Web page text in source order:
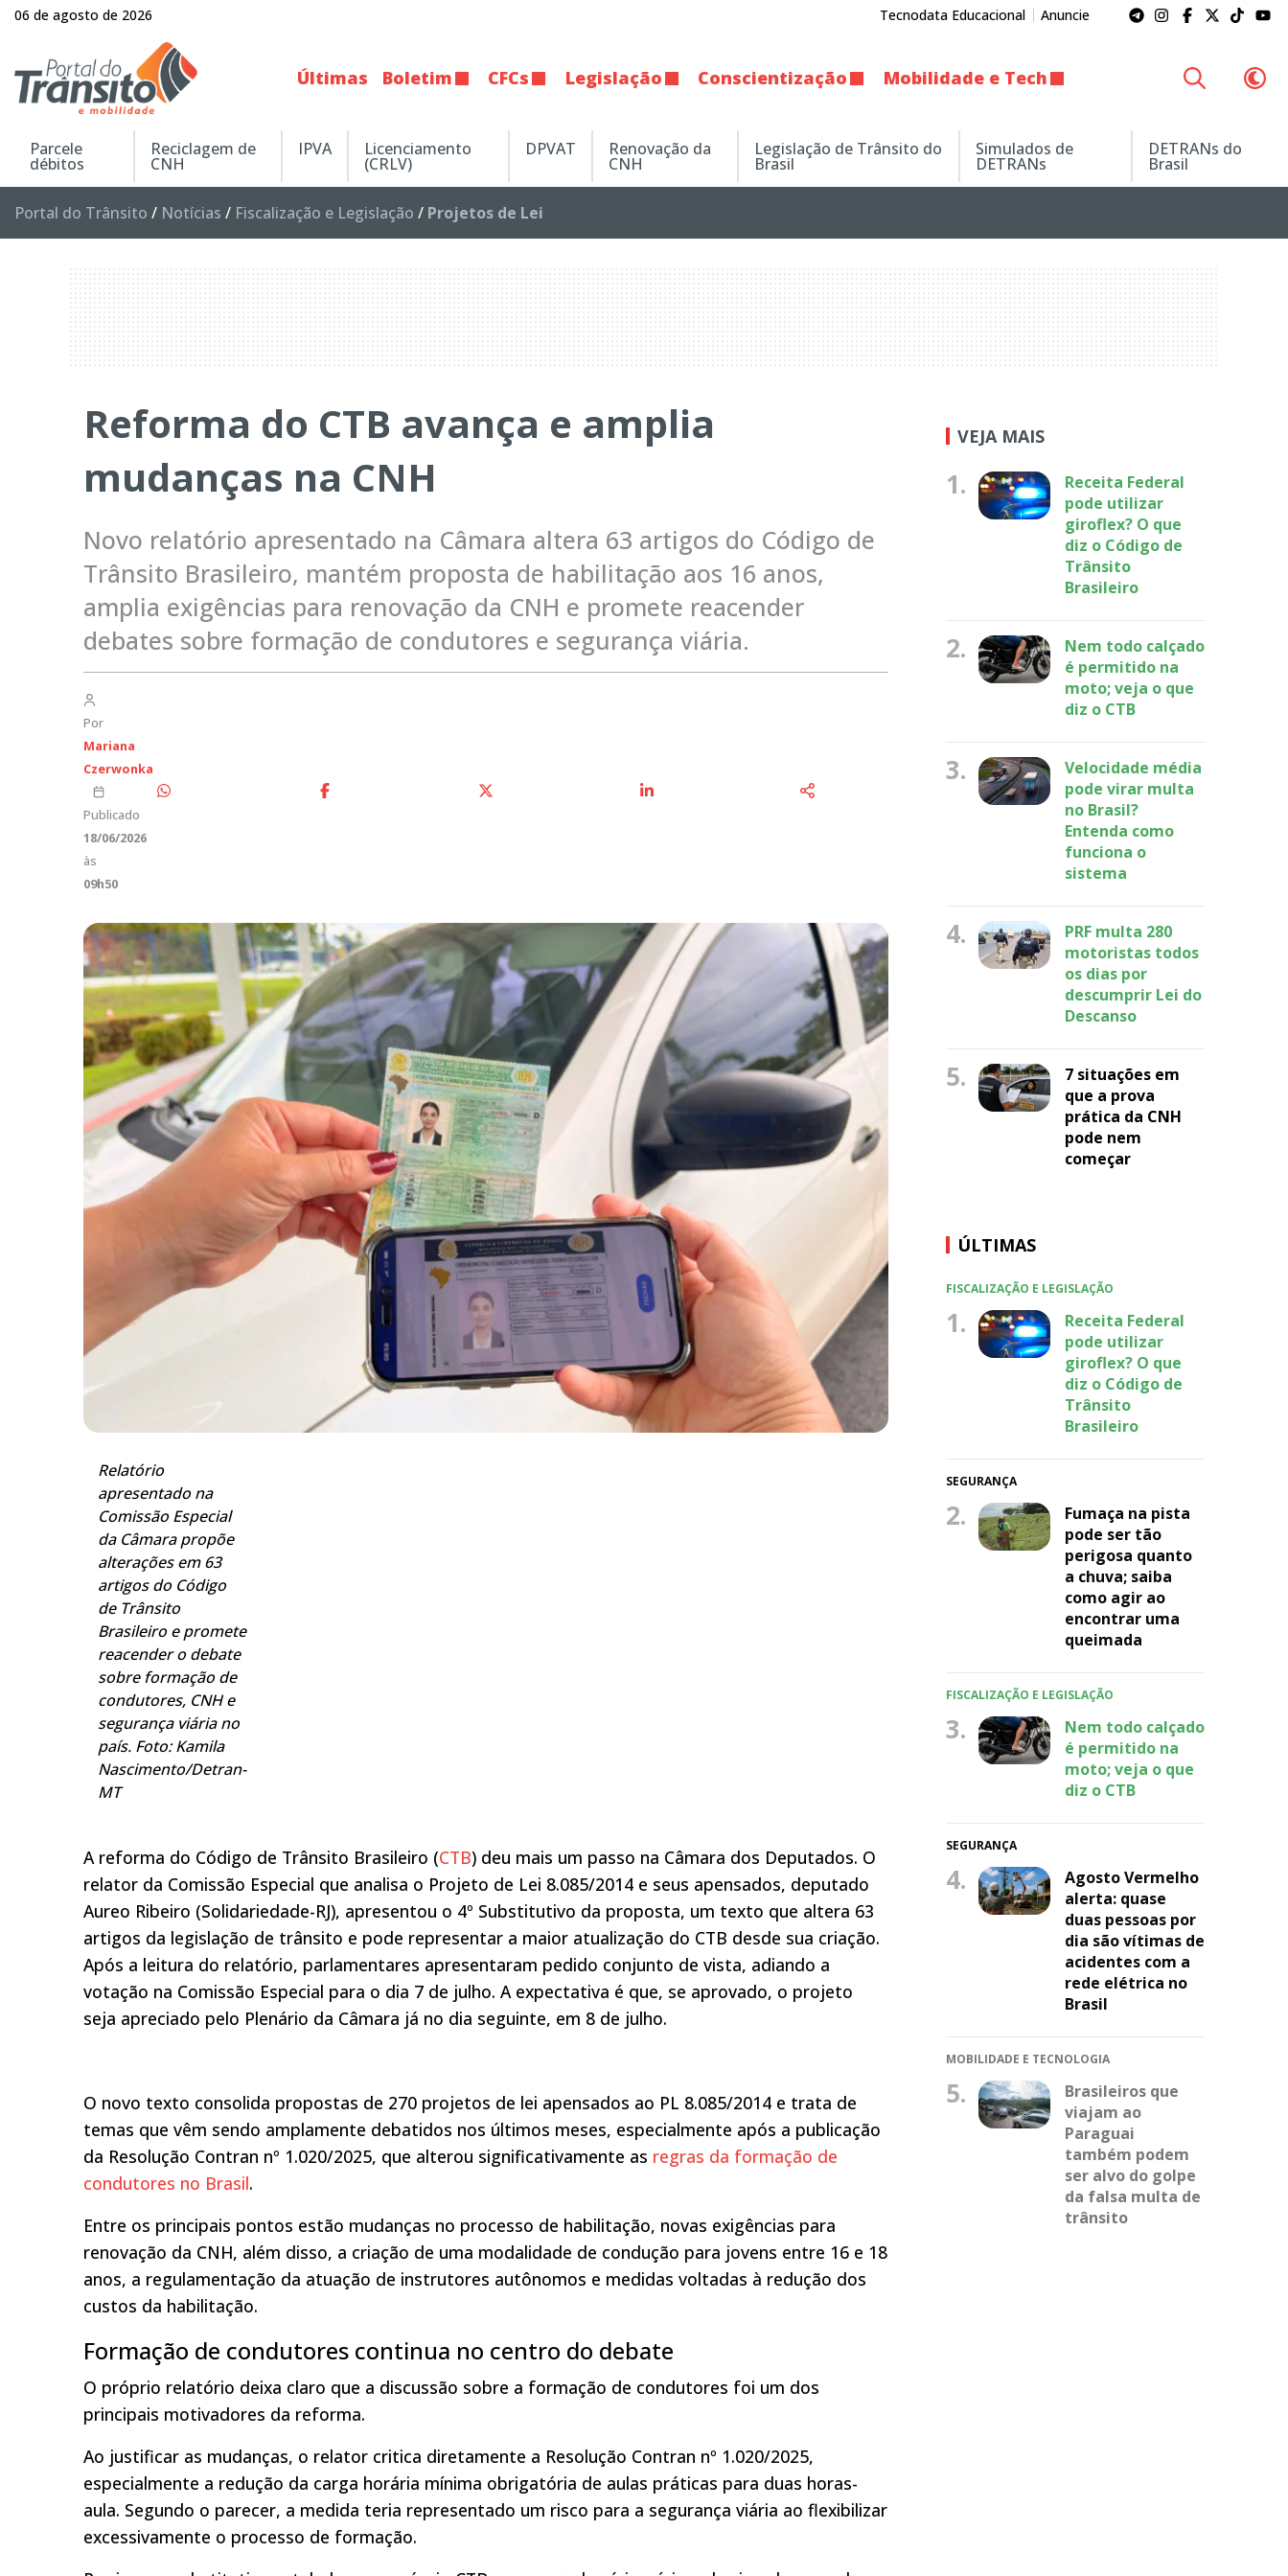
06 de agosto de 2026 Tecnodata Educacional Anuncie
Últimas Boletim CFCs Legislação Conscientização Mobilidade e Tech
Parcele
débitos
Reciclagem de
CNH
IPVA Licenciamento
(CRLV)
DPVAT Renovação da
CNH
Legislação de Trânsito do
Brasil
Simulados de
DETRANs
DETRANs do
Brasil
Portal do Trânsito / Notícias / Fiscalização e Legislação / Projetos de Lei
Reforma do CTB avança e amplia
mudanças na CNH
Novo relatório apresentado na Câmara altera 63 artigos do Código de
Trânsito Brasileiro, mantém proposta de habilitação aos 16 anos,
amplia exigências para renovação da CNH e promete reacender
debates sobre formação de condutores e segurança viária.
Por
Mariana
Czerwonka
Publicado
18/06/2026
às
09h50
Relatório
apresentado na
Comissão Especial
da Câmara propõe
alterações em 63
artigos do Código
de Trânsito
Brasileiro e promete
reacender o debate
sobre formação de
condutores, CNH e
segurança viária no
país. Foto: Kamila
Nascimento/Detran-
MT
A reforma do Código de Trânsito Brasileiro (CTB) deu mais um passo na Câmara dos Deputados. O
relator da Comissão Especial que analisa o Projeto de Lei 8.085/2014 e seus apensados, deputado
Aureo Ribeiro (Solidariedade-RJ), apresentou o 4º Substitutivo da proposta, um texto que altera 63
artigos da legislação de trânsito e pode representar a maior atualização do CTB desde sua criação.
Após a leitura do relatório, parlamentares apresentaram pedido conjunto de vista, adiando a
votação na Comissão Especial para o dia 7 de julho. A expectativa é que, se aprovado, o projeto
seja apreciado pelo Plenário da Câmara já no dia seguinte, em 8 de julho.
O novo texto consolida propostas de 270 projetos de lei apensados ao PL 8.085/2014 e trata de
temas que vêm sendo amplamente debatidos nos últimos meses, especialmente após a publicação
da Resolução Contran nº 1.020/2025, que alterou significativamente as regras da formação de
condutores no Brasil.
Entre os principais pontos estão mudanças no processo de habilitação, novas exigências para
renovação da CNH, além disso, a criação de uma modalidade de condução para jovens entre 16 e 18
anos, a regulamentação da atuação de instrutores autônomos e medidas voltadas à redução dos
custos da habilitação.
Formação de condutores continua no centro do debate
O próprio relatório deixa claro que a discussão sobre a formação de condutores foi um dos
principais motivadores da reforma.
Ao justificar as mudanças, o relator critica diretamente a Resolução Contran nº 1.020/2025,
especialmente a redução da carga horária mínima obrigatória de aulas práticas para duas horas-
aula. Segundo o parecer, a medida teria representado um risco para a segurança viária ao flexibilizar
excessivamente o processo de formação.
VEJA MAIS
1.
Receita Federal
pode utilizar
giroflex? O que
diz o Código de
Trânsito
Brasileiro
2.
Nem todo calçado
é permitido na
moto; veja o que
diz o CTB
3.
Velocidade média
pode virar multa
no Brasil?
Entenda como
funciona o
sistema
4.
PRF multa 280
motoristas todos
os dias por
descumprir Lei do
Descanso
5.
7 situações em
que a prova
prática da CNH
pode nem
começar
ÚLTIMAS
FISCALIZAÇÃO E LEGISLAÇÃO
1.
Receita Federal
pode utilizar
giroflex? O que
diz o Código de
Trânsito
Brasileiro
SEGURANÇA
2.
Fumaça na pista
pode ser tão
perigosa quanto
a chuva; saiba
como agir ao
encontrar uma
queimada
FISCALIZAÇÃO E LEGISLAÇÃO
3.
Nem todo calçado
é permitido na
moto; veja o que
diz o CTB
SEGURANÇA
4.
Agosto Vermelho
alerta: quase
duas pessoas por
dia são vítimas de
acidentes com a
rede elétrica no
Brasil
MOBILIDADE E TECNOLOGIA
5.
Brasileiros que
viajam ao
Paraguai
também podem
ser alvo do golpe
da falsa multa de
trânsito